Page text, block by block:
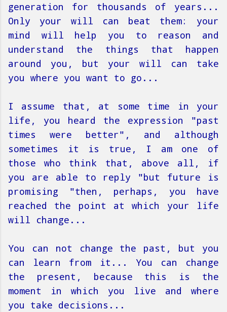
generation for thousands of years...
Only your will can beat them: your
mind will help you to reason and
understand the things that happen
around you, but your will can take
you where you want to go...
I assume that, at some time in your
life, you heard the expression "past
times were better", and although
sometimes it is true, I am one of
those who think that, above all, if
you are able to reply "but future is
promising "then, perhaps, you have
reached the point at which your life
will change...
You can not change the past, but you
can learn from it... You can change
the present, because this is the
moment in which you live and where
you take decisions...